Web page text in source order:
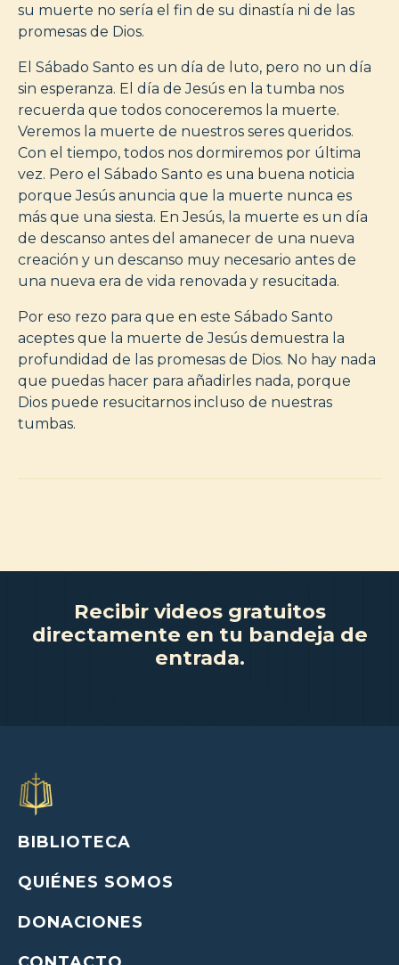
su muerte no sería el fin de su dinastía ni de las
promesas de Dios.
El Sábado Santo es un día de luto, pero no un día
sin esperanza. El día de Jesús en la tumba nos
recuerda que todos conoceremos la muerte.
Veremos la muerte de nuestros seres queridos.
Con el tiempo, todos nos dormiremos por última
vez. Pero el Sábado Santo es una buena noticia
porque Jesús anuncia que la muerte nunca es
más que una siesta. En Jesús, la muerte es un día
de descanso antes del amanecer de una nueva
creación y un descanso muy necesario antes de
una nueva era de vida renovada y resucitada.
Por eso rezo para que en este Sábado Santo
aceptes que la muerte de Jesús demuestra la
profundidad de las promesas de Dios. No hay nada
que puedas hacer para añadirles nada, porque
Dios puede resucitarnos incluso de nuestras
tumbas.
Recibir videos gratuitos
directamente en tu bandeja de
entrada.
BIBLIOTECA
QUIÉNES SOMOS
DONACIONES